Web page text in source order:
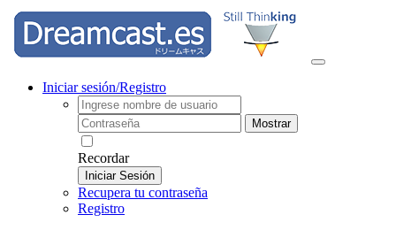
Iniciar sesión/Registro
Mostrar
Recordar
Iniciar Sesión
Recupera tu contraseña
Registro